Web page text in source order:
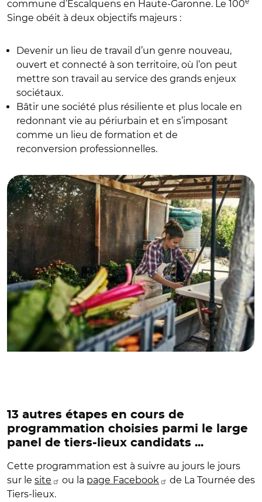
commune d’Escalquens en Haute-Garonne. Le 100
Singe obéit à deux objectifs majeurs :
Devenir un lieu de travail d’un genre nouveau,
ouvert et connecté à son territoire, où l’on peut
mettre son travail au service des grands enjeux
sociétaux.
Bâtir une société plus résiliente et plus locale en
redonnant vie au périurbain et en s’imposant
comme un lieu de formation et de
reconversion professionnelles.
13 autres étapes en cours de
programmation choisies parmi le large
panel de tiers-lieux candidats ...
Cette programmation est à suivre au jours le jours
sur le site ou la page Facebook
de La Tournée des
Tiers-lieux.